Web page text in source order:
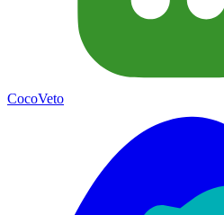
CocoVeto